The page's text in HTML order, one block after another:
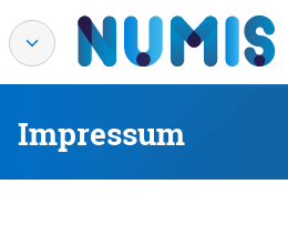
Impressum